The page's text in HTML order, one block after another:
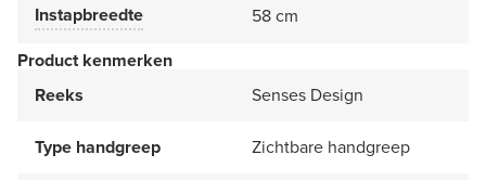
Instapbreedte
58 cm
Product kenmerken
Reeks
Senses Design
Type handgreep Zichtbare handgreep